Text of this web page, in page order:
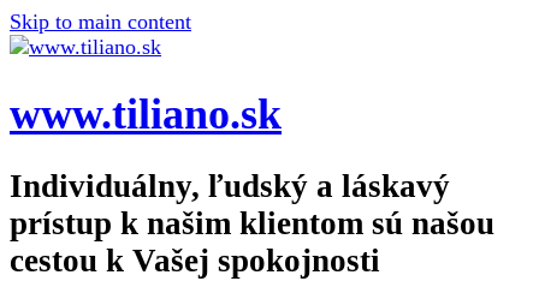
Skip to main content
www.tiliano.sk
Individuálny, ľudský a láskavý
prístup k našim klientom sú našou
cestou k Vašej spokojnosti